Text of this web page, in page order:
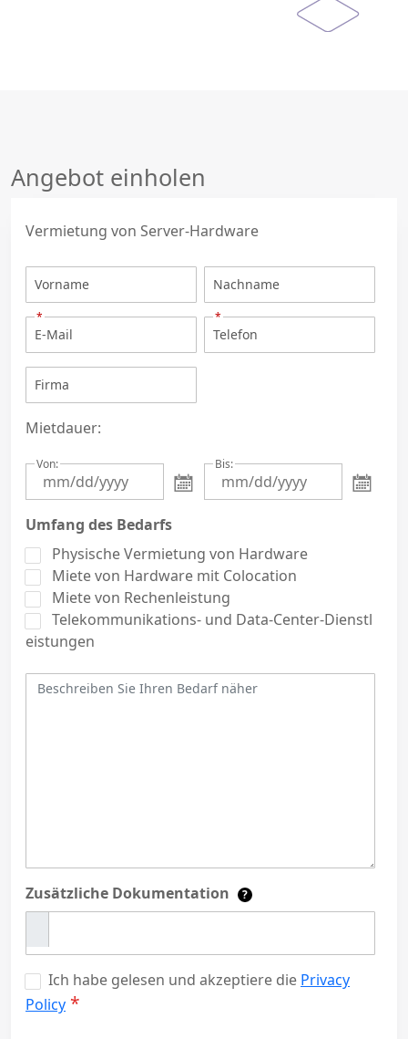
Angebot einholen
Vermietung von Server-Hardware
* *
Mietdauer:
Von: Bis:
Umfang des Bedarfs
Physische Vermietung von Hardware
Miete von Hardware mit Colocation
Miete von Rechenleistung
Telekommunikations- und Data-Center-Dienstl
eistungen
Zusätzliche Dokumentation ?
Ich habe gelesen und akzeptiere die Privacy
Policy